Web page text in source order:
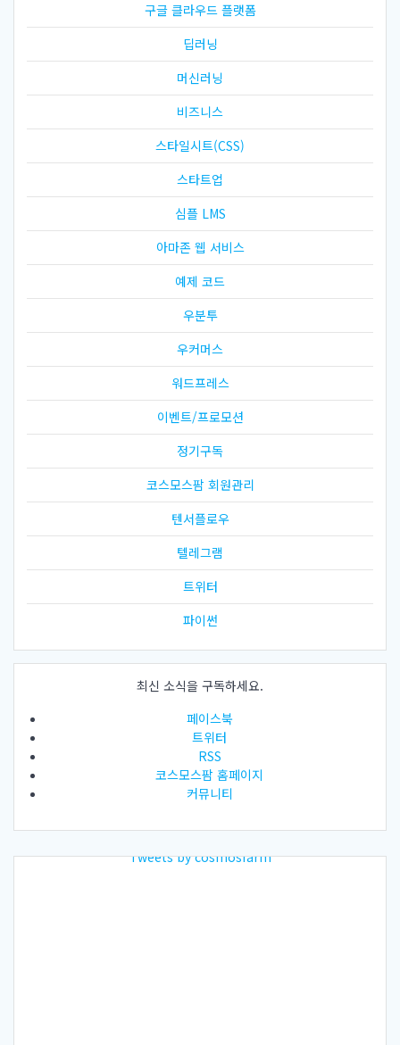
구글 클라우드 플랫폼
딥러닝
머신러닝
비즈니스
스타일시트(CSS)
스타트업
심플 LMS
아마존 웹 서비스
예제 코드
우분투
우커머스
워드프레스
이벤트/프로모션
정기구독
코스모스팜 회원관리
텐서플로우
텔레그램
트위터
파이썬
최신 소식을 구독하세요.
페이스북
트위터
RSS
코스모스팜 홈페이지
커뮤니티
Tweets by cosmosfarm